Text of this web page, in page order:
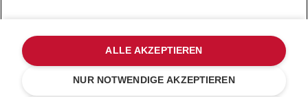
und das Design der Küchenmaschine sind eingetragene
Marken in den USA und in anderen Ländern.
Meine cookies verwalten
Datenschutzerklärung
NUR NOTWENDIGE AKZEPTIEREN
ALLE AKZEPTIEREN